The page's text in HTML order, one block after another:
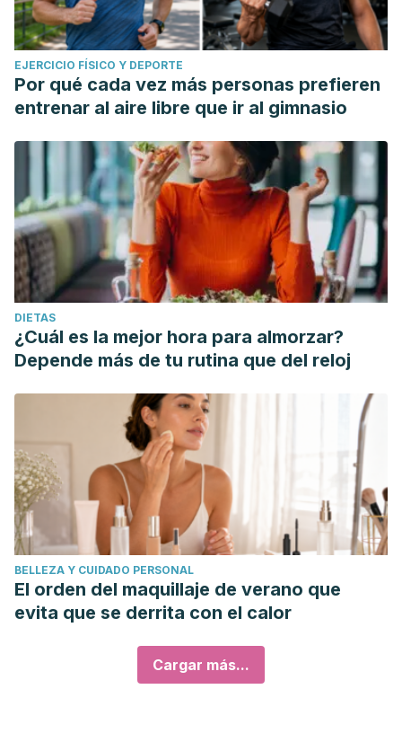
EJERCICIO FÍSICO Y DEPORTE
Por qué cada vez más personas prefieren
entrenar al aire libre que ir al gimnasio
DIETAS
¿Cuál es la mejor hora para almorzar?
Depende más de tu rutina que del reloj
BELLEZA Y CUIDADO PERSONAL
El orden del maquillaje de verano que
evita que se derrita con el calor
Cargar más...